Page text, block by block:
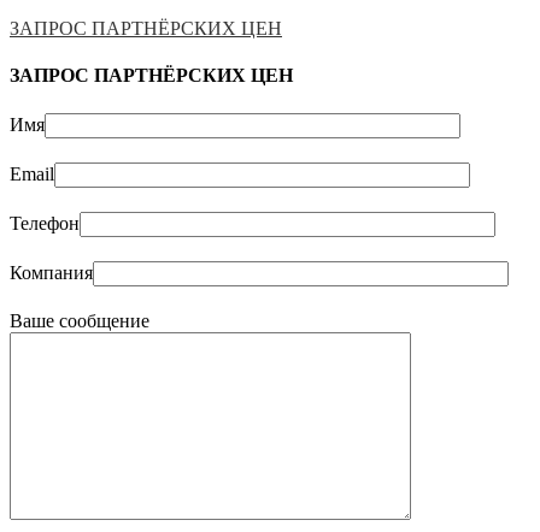
ЗАПРОС ПАРТНЁРСКИХ ЦЕН
ЗАПРОС ПАРТНЁРСКИХ ЦЕН
Имя
Email
Телефон
Компания
Ваше сообщение